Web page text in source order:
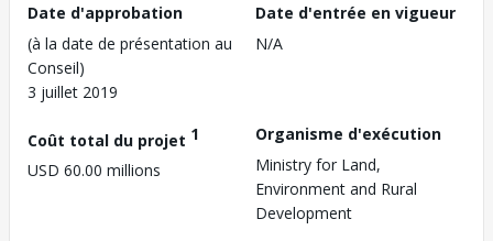
Date d'approbation
(à la date de présentation au
Conseil)
3 juillet 2019
Date d'entrée en vigueur
N/A
Coût total du projet 1
USD 60.00 millions
Organisme d'exécution
Ministry for Land,
Environment and Rural
Development